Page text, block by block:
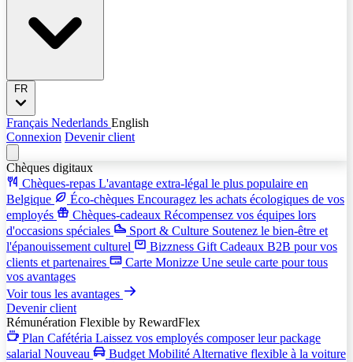
Français Nederlands English
Connexion Devenir client
Chèques digitaux
Chèques-repas L'avantage extra-légal le plus populaire en
Belgique
Éco-chèques Encouragez les achats écologiques de vos
employés
Chèques-cadeaux Récompensez vos équipes lors
d'occasions spéciales
Sport & Culture Soutenez le bien-être et
l'épanouissement culturel
Bizzness Gift Cadeaux B2B pour vos
clients et partenaires
Carte Monizze Une seule carte pour tous
vos avantages
Voir tous les avantages
Devenir client
Rémunération Flexible by RewardFlex
Plan Cafétéria Laissez vos employés composer leur package
salarial Nouveau Budget Mobilité Alternative flexible à la voiture